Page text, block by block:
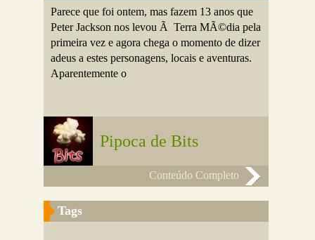
Parece que foi ontem, mas fazem 13 anos que
Peter Jackson nos levou Ã Terra MÃ©dia pela
primeira vez e agora chega o momento de dizer
adeus a estes personagens, locais e aventuras.
Aparentemente o
Pipoca de Bits
Conteúdo Completo
Tags